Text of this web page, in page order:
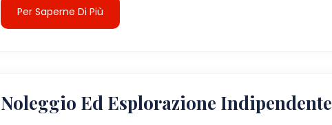
Per Saperne Di Più
Noleggio Ed Esplorazione Indipendente